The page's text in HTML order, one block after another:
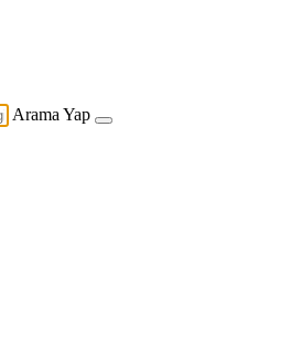
Arama Yap